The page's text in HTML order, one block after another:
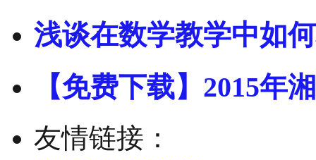
浅谈在数学教学中如
【免费下载】2015年湘
友情链接：